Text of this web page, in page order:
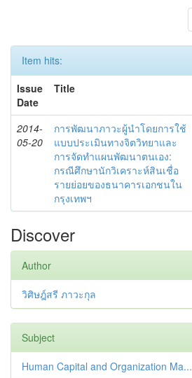
Item hits:
Issue
Date
Title
2014-
05-20
การพัฒนาภาวะผู้นำโดยการใช้
แบบประเมินทางจิตวิทยาและ
การจัดทำแผนพัฒนาตนเอง:
กรณีศึกษานักวิเคราะห์สินเชื่อ
รายย่อยของธนาคารเอกชนใน
กรุงเทพฯ
Discover
Author
วิศิษฎ์สรี ภาวะกุล
Subject
Human Capital and Organization Ma...